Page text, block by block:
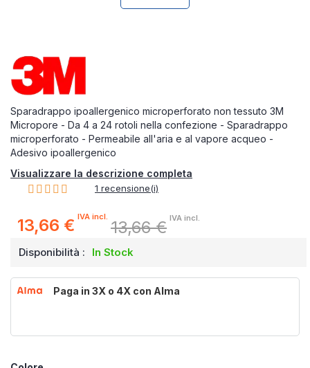
Sparadrappo ipoallergenico microperforato non tessuto 3M
Micropore - Da 4 a 24 rotoli nella confezione - Sparadrappo
microperforato - Permeabile all'aria e al vapore acqueo -
Adesivo ipoallergenico
Visualizzare la descrizione completa
Rating:
1 recensione(i)
Prezzo
speciale
13,66 € IVA incl.
13,66 € IVA incl.
Disponibilità : In Stock
Paga in 3X o 4X con Alma